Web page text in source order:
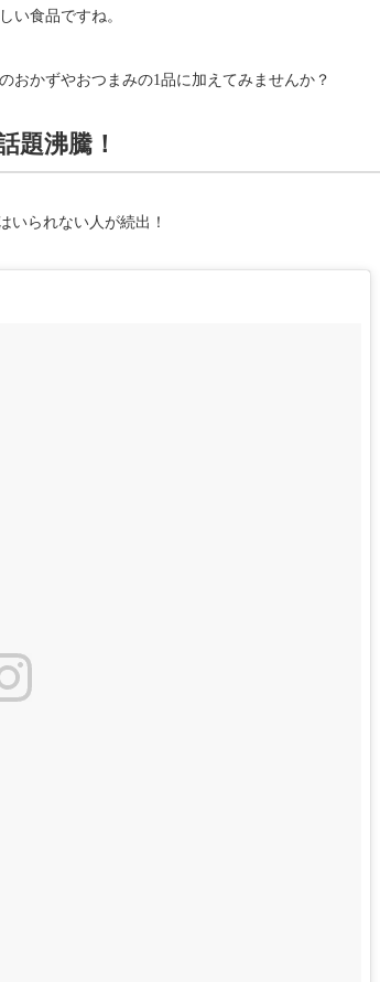
い食品ですね。
おかずやおつまみの1品に加えてみませんか？
題沸騰！
いられない人が続出！